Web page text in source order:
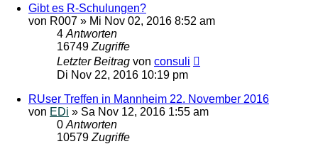
Gibt es R-Schulungen?
von R007 » Mi Nov 02, 2016 8:52 am
4 Antworten
16749 Zugriffe
Letzter Beitrag von consuli
Di Nov 22, 2016 10:19 pm
RUser Treffen in Mannheim 22. November 2016
von EDi » Sa Nov 12, 2016 1:55 am
0 Antworten
10579 Zugriffe